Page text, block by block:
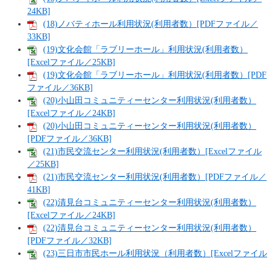
24KB]
(18)ノバティホール利用状況(利用者数）[PDFファイル／
33KB]
(19)文化会館「ラブリーホール」利用状況(利用者数）
[Excelファイル／25KB]
(19)文化会館「ラブリーホール」利用状況(利用者数）[PDF
ファイル／36KB]
(20)小山田コミュニティーセンター利用状況(利用者数）
[Excelファイル／24KB]
(20)小山田コミュニティーセンター利用状況(利用者数）
[PDFファイル／36KB]
(21)市民交流センター利用状況(利用者数）[Excelファイル
／25KB]
(21)市民交流センター利用状況(利用者数）[PDFファイル／
41KB]
(22)清見台コミュニティーセンター利用状況(利用者数）
[Excelファイル／24KB]
(22)清見台コミュニティーセンター利用状況(利用者数）
[PDFファイル／32KB]
(23)三日市市民ホール利用状況（利用者数）[Excelファイル